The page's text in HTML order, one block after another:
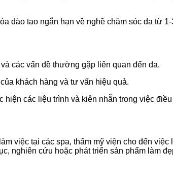
đào tạo ngắn hạn về nghề chăm sóc da từ
các vấn đề thường gặp liên quan đến da.
khách hàng và tư vấn hiệu quả.
các liệu trình và kiên nhẫn trong việc
việc tại các spa, thẩm mỹ viện cho đến
nghiên cứu hoặc phát triển sản phẩm làm